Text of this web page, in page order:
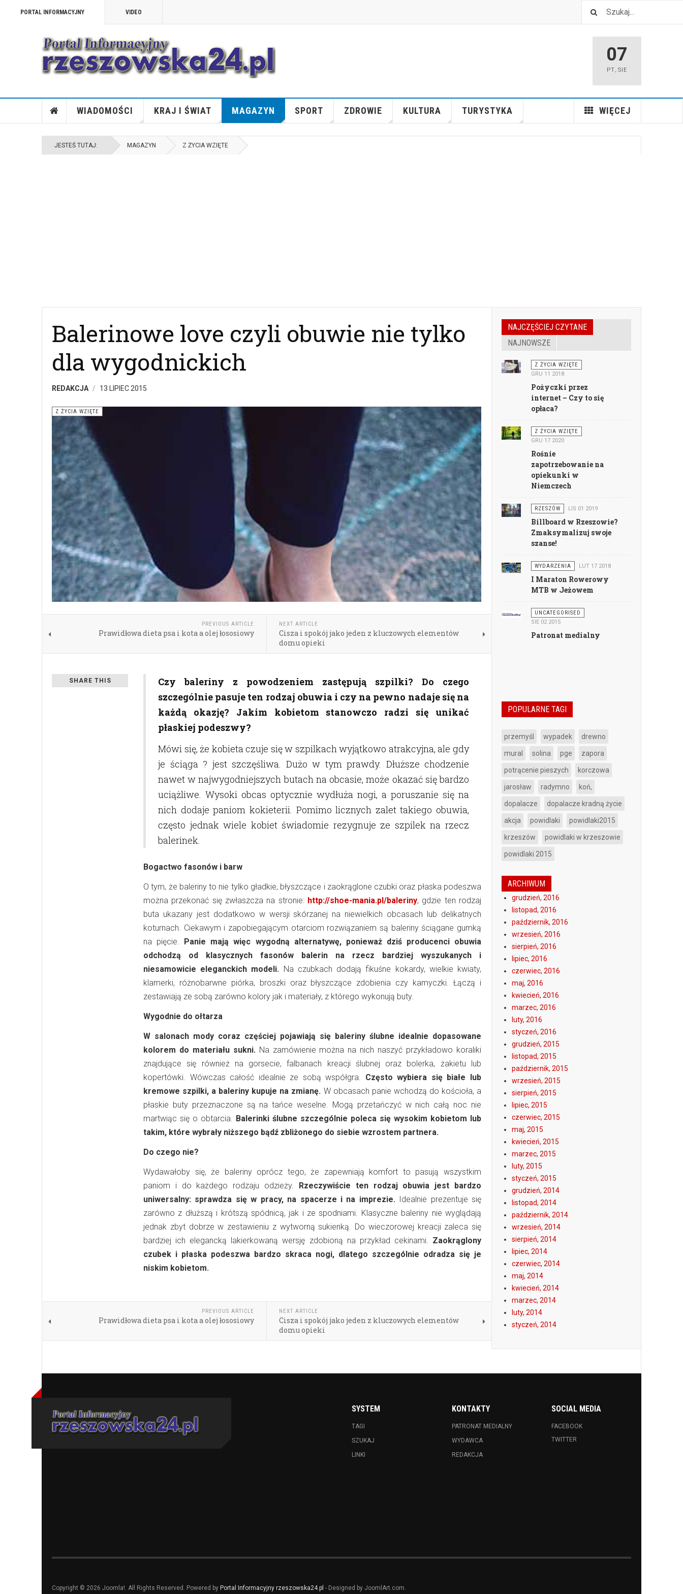
PORTAL INFORMACYJNY VIDEO
07
PT, SIE
WIADOMOŚCI KRAJ I ŚWIAT MAGAZYN SPORT ZDROWIE KULTURA TURYSTYKA WIĘCEJ
JESTEŚ TUTAJ: MAGAZYN Z ŻYCIA WZIĘTE
Balerinowe love czyli obuwie nie tylko
dla wygodnickich
REDAKCJA 13 LIPIEC 2015
Z ŻYCIA WZIĘTE
PREVIOUS ARTICLE
Prawidłowa dieta psa i kota a olej łososiowy
NEXT ARTICLE
Cisza i spokój jako jeden z kluczowych elementów
domu opieki
SHARE THIS
Czy baleriny z powodzeniem zastępują szpilki? Do czego
szczególnie pasuje ten rodzaj obuwia i czy na pewno nadaje się na
każdą okazję? Jakim kobietom stanowczo radzi się unikać
płaskiej podeszwy?
Mówi się, że kobieta czuje się w szpilkach wyjątkowo atrakcyjna, ale gdy
je ściąga ? jest szczęśliwa. Dużo w tym prawdy. Dłuższe chodzenie
nawet w najwygodniejszych butach na obcasie, może okazać się bardzo
uciążliwe. Wysoki obcas optycznie wydłuża nogi, a poruszanie się na
nich dodaje paniom kokieterii. Pomimo licznych zalet takiego obuwia,
często jednak wiele kobiet świadomie rezygnuje ze szpilek na rzecz
balerinek.
Bogactwo fasonów i barw
O tym, że baleriny to nie tylko gładkie, błyszczące i zaokrąglone czubki oraz płaska podeszwa
można przekonać się zwłaszcza na stronie: http://shoe-mania.pl/baleriny, gdzie ten rodzaj
buta ukazany jest dodatkowo w wersji skórzanej na niewielkich obcasach lub delikatnych
koturnach. Ciekawym i zapobiegającym otarciom rozwiązaniem są baleriny ściągane gumką
na pięcie. Panie mają więc wygodną alternatywę, ponieważ dziś producenci obuwia
odchodzą od klasycznych fasonów balerin na rzecz bardziej wyszukanych i
niesamowicie eleganckich modeli. Na czubkach dodają fikuśne kokardy, wielkie kwiaty,
klamerki, różnobarwne piórka, broszki oraz błyszczące zdobienia czy kamyczki. Łączą i
zestawiają ze sobą zarówno kolory jak i materiały, z którego wykonują buty.
Wygodnie do ołtarza
W salonach mody coraz częściej pojawiają się baleriny ślubne idealnie dopasowane
kolorem do materiału sukni.Na zamówienie można na nich naszyć przykładowo koraliki
znajdujące się również na gorsecie, falbanach kreacji ślubnej oraz bolerka, żakietu lub
kopertówki. Wówczas całość idealnie ze sobą współgra. Często wybiera się białe lub
kremowe szpilki, a baleriny kupuje na zmianę. W obcasach panie wchodzą do kościoła, a
płaskie buty przeznaczone są na tańce weselne. Mogą przetańczyć w nich całą noc nie
martwiąc się o obtarcia. Balerinki ślubne szczególnie poleca się wysokim kobietom lub
takim, które wybrały niższego bądź zbliżonego do siebie wzrostem partnera.
Do czego nie?
Wydawałoby się, że baleriny oprócz tego, że zapewniają komfort to pasują wszystkim
paniom i do każdego rodzaju odzieży. Rzeczywiście ten rodzaj obuwia jest bardzo
uniwersalny: sprawdza się w pracy, na spacerze i na imprezie.Idealnie prezentuje się
zarówno z dłuższą i krótszą spódnicą, jak i ze spodniami. Klasyczne baleriny nie wyglądają
jednak zbyt dobrze w zestawieniu z wytworną sukienką. Do wieczorowej kreacji zaleca się
bardziej ich elegancką lakierkowaną wersję zdobioną na przykład cekinami. Zaokrąglony
czubek i płaska podeszwa bardzo skraca nogi, dlatego szczególnie odradza się je
niskim kobietom.
PREVIOUS ARTICLE
Prawidłowa dieta psa i kota a olej łososiowy
NEXT ARTICLE
Cisza i spokój jako jeden z kluczowych elementów
domu opieki
NAJCZĘŚCIEJ CZYTANE
NAJNOWSZE
Z ŻYCIA WZIĘTE
GRU 11 2018
Pożyczki przez
internet – Czy to się
opłaca?
Z ŻYCIA WZIĘTE
GRU 17 2020
Rośnie
zapotrzebowanie na
opiekunki w
Niemczech
RZESZÓW LIS 01 2019
Billboard w Rzeszowie?
Zmaksymalizuj swoje
szanse!
WYDARZENIA LUT 17 2018
I Maraton Rowerowy
MTB w Jeżowem
UNCATEGORISED
SIE 02 2015
Patronat medialny
POPULARNE TAGI
przemyśl wypadek drewno
mural solina pge zapora
potrącenie pieszych korczowa
jarosław radymno koń,
dopalacze dopalacze kradną życie
akcja powidlaki powidlaki2015
krzeszów powidlaki w krzeszowie
powidlaki 2015
ARCHIWUM
grudzień, 2016
listopad, 2016
październik, 2016
wrzesień, 2016
sierpień, 2016
lipiec, 2016
czerwiec, 2016
maj, 2016
kwiecień, 2016
marzec, 2016
luty, 2016
styczeń, 2016
grudzień, 2015
listopad, 2015
październik, 2015
wrzesień, 2015
sierpień, 2015
lipiec, 2015
czerwiec, 2015
maj, 2015
kwiecień, 2015
marzec, 2015
luty, 2015
styczeń, 2015
grudzień, 2014
listopad, 2014
październik, 2014
wrzesień, 2014
sierpień, 2014
lipiec, 2014
czerwiec, 2014
maj, 2014
kwiecień, 2014
marzec, 2014
luty, 2014
styczeń, 2014
SYSTEM
TAGI
SZUKAJ
LINKI
KONTAKTY
PATRONAT MEDIALNY
WYDAWCA
REDAKCJA
SOCIAL MEDIA
FACEBOOK
TWITTER
Copyright © 2026 Joomla!. All Rights Reserved. Powered by Portal Informacyjny rzeszowska24.pl - Designed by JoomlArt.com.